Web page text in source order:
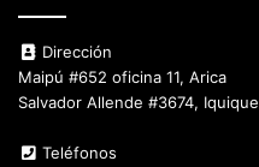
Dirección
Maipú #652 oficina 11, Arica
Salvador Allende #3674, Iquique
Teléfonos